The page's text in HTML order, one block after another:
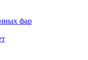
фар